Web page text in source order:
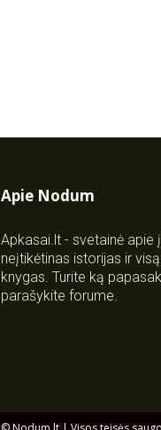
Apie Nodum
Apkasai.lt - svetainė
neįtikėtinas istorijas ir
knygas. Turite ką
parašykite forume.